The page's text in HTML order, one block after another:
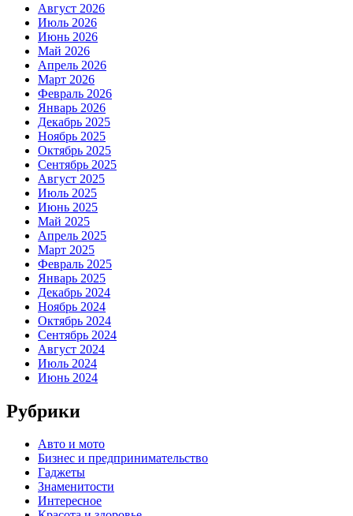
Август 2026
Июль 2026
Июнь 2026
Май 2026
Апрель 2026
Март 2026
Февраль 2026
Январь 2026
Декабрь 2025
Ноябрь 2025
Октябрь 2025
Сентябрь 2025
Август 2025
Июль 2025
Июнь 2025
Май 2025
Апрель 2025
Март 2025
Февраль 2025
Январь 2025
Декабрь 2024
Ноябрь 2024
Октябрь 2024
Сентябрь 2024
Август 2024
Июль 2024
Июнь 2024
Рубрики
Авто и мото
Бизнес и предпринимательство
Гаджеты
Знаменитости
Интересное